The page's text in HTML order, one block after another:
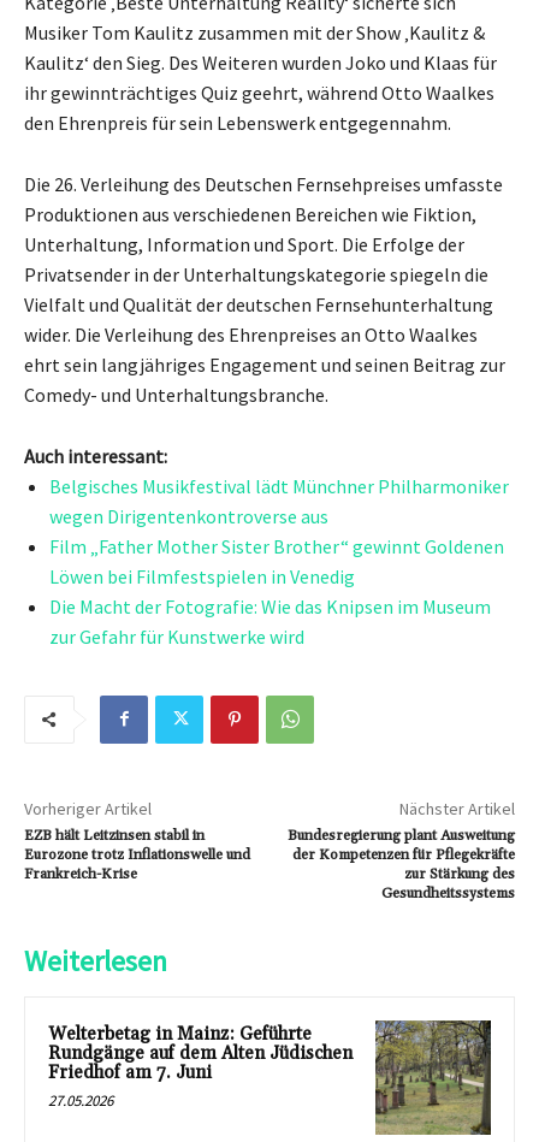
Musiker Tom Kaulitz zusammen mit der Show ‚Kaulitz &
Kaulitz‘ den Sieg. Des Weiteren wurden Joko und Klaas für
ihr gewinnträchtiges Quiz geehrt, während Otto Waalkes
den Ehrenpreis für sein Lebenswerk entgegennahm.
Die 26. Verleihung des Deutschen Fernsehpreises umfasste
Produktionen aus verschiedenen Bereichen wie Fiktion,
Unterhaltung, Information und Sport. Die Erfolge der
Privatsender in der Unterhaltungskategorie spiegeln die
Vielfalt und Qualität der deutschen Fernsehunterhaltung
wider. Die Verleihung des Ehrenpreises an Otto Waalkes
ehrt sein langjähriges Engagement und seinen Beitrag zur
Comedy- und Unterhaltungsbranche.
Auch interessant:
Belgisches Musikfestival lädt Münchner Philharmoniker
wegen Dirigentenkontroverse aus
Film „Father Mother Sister Brother“ gewinnt Goldenen
Löwen bei Filmfestspielen in Venedig
Die Macht der Fotografie: Wie das Knipsen im Museum
zur Gefahr für Kunstwerke wird
Vorheriger Artikel
EZB hält Leitzinsen stabil in
Eurozone trotz Inflationswelle und
Frankreich-Krise
Nächster Artikel
Bundesregierung plant Ausweitung
der Kompetenzen für Pflegekräfte
zur Stärkung des
Gesundheitssystems
Weiterlesen
Welterbetag in Mainz: Geführte
Rundgänge auf dem Alten Jüdischen
Friedhof am 7. Juni
27.05.2026